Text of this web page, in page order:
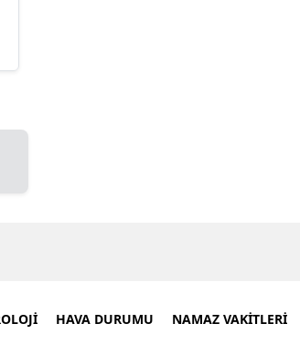
HAVA DURUMU NAMAZ VAKİTLERİ